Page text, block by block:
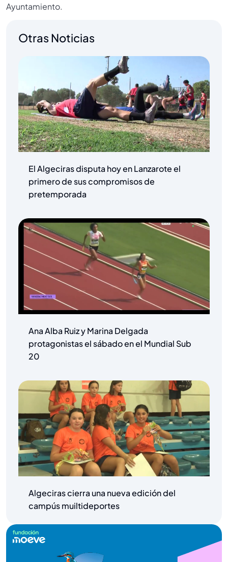
Ayuntamiento.
Otras Noticias
El Algeciras disputa hoy en Lanzarote el
primero de sus compromisos de
pretemporada
Ana Alba Ruiz y Marina Delgada
protagonistas el sábado en el Mundial Sub
20
Algeciras cierra una nueva edición del
campús muiltideportes